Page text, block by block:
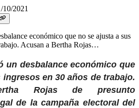
10/2021
económico que no se ajusta a sus
Acusan a Bertha Rojas…
un desbalance económico que
en 30 años de trabajo.
Rojas de presunto
de la campaña electoral del